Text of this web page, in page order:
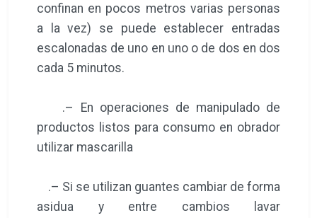
confinan en pocos metros varias personas
a la vez) se puede establecer entradas
escalonadas de uno en uno o de dos en dos
cada 5 minutos.
.– En operaciones de manipulado de
productos listos para consumo en obrador
utilizar mascarilla
.– Si se utilizan guantes cambiar de forma
asidua y entre cambios lavar